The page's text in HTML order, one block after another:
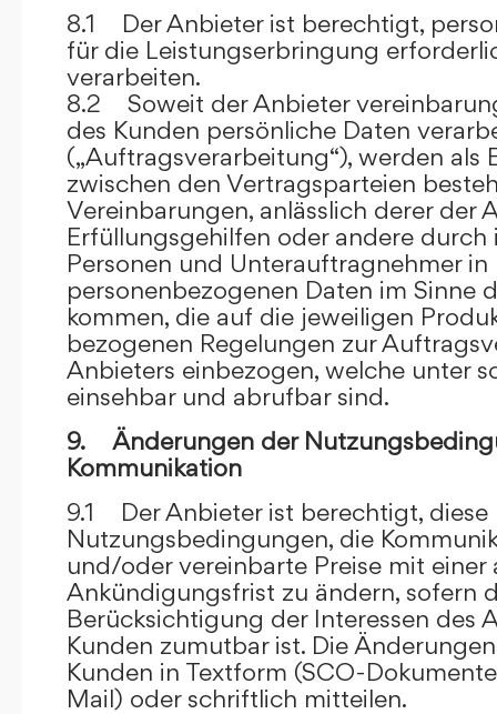
8.1 Der Anbieter ist berechtigt,
für die Leistungserbringung
verarbeiten.
8.2 Soweit der Anbieter
des Kunden persönliche Daten
(„Auftragsverarbeitung“), werden als
zwischen den Vertragsparteien
Vereinbarungen, anlässlich derer der
Erfüllungsgehilfen oder andere
Personen und Unterauftragnehmer
personenbezogenen Daten im Sinne
kommen, die auf die jeweiligen
bezogenen Regelungen zur
Anbieters einbezogen, welche unter
einsehbar und abrufbar sind.
9. Änderungen der
Kommunikation
9.1 Der Anbieter ist berechtigt, diese
Nutzungsbedingungen, die
und/oder vereinbarte Preise mit einer
Ankündigungsfrist zu ändern, sofern
Berücksichtigung der Interessen des
Kunden zumutbar ist. Die
Kunden in Textform (SCO-
Mail) oder schriftlich mitteilen.